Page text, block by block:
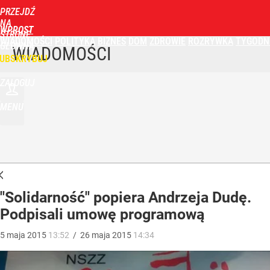
PRZEJDŹ
NA
STRONĘ
GŁÓWNĄ
WPROST
POLITYKA
WIADOMOŚCI
"Solidarność" popiera Andrzeja Dudę.
Podpisali umowę programową
5 maja 2015 13:52 / 26 maja 2015 14:34